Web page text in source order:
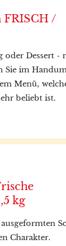
FRISCH /
oder Dessert -
Sie im
Menü,
beliebt ist.
kg
Charakter.